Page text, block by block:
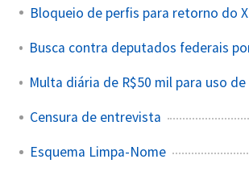
Bloqueio de perfis para retorno do X
Censura de entrevista
Esquema Limpa-Nome